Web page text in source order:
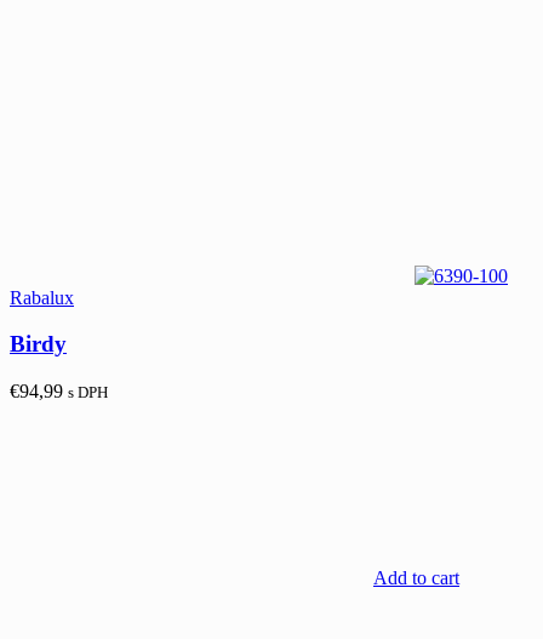
Rabalux
Birdy
€94,99 s DPH
Add to cart